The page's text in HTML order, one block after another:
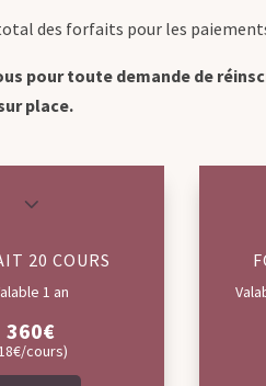
des forfaits pour les
pour toute demande de
place.
3
20 COURS
1 an
360€
cours)